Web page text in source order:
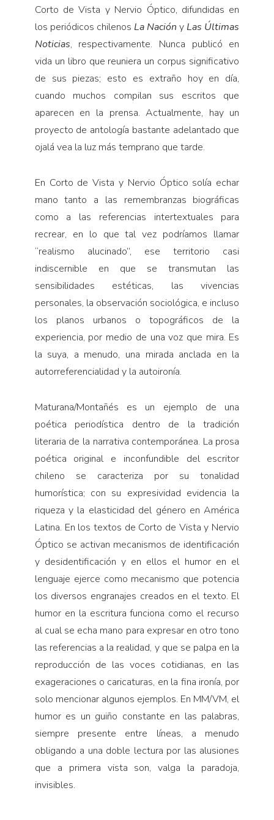
Corto de Vista y Nervio Óptico, difundidas en
los periódicos chilenos La Nación y Las Últimas
Noticias, respectivamente. Nunca publicó en
vida un libro que reuniera un corpus significativo
de sus piezas; esto es extraño hoy en día,
cuando muchos compilan sus escritos que
aparecen en la prensa. Actualmente, hay un
proyecto de antología bastante adelantado que
ojalá vea la luz más temprano que tarde.
En Corto de Vista y Nervio Óptico solía echar
mano tanto a las remembranzas biográficas
como a las referencias intertextuales para
recrear, en lo que tal vez podríamos llamar
“realismo alucinado”, ese territorio casi
indiscernible en que se transmutan las
sensibilidades estéticas, las vivencias
personales, la observación sociológica, e incluso
los planos urbanos o topográficos de la
experiencia, por medio de una voz que mira. Es
la suya, a menudo, una mirada anclada en la
autorreferencialidad y la autoironía.
Maturana/Montañés es un ejemplo de una
poética periodística dentro de la tradición
literaria de la narrativa contemporánea. La prosa
poética original e inconfundible del escritor
chileno se caracteriza por su tonalidad
humorística; con su expresividad evidencia la
riqueza y la elasticidad del género en América
Latina. En los textos de Corto de Vista y Nervio
Óptico se activan mecanismos de identificación
y desidentificación y en ellos el humor en el
lenguaje ejerce como mecanismo que potencia
los diversos engranajes creados en el texto. El
humor en la escritura funciona como el recurso
al cual se echa mano para expresar en otro tono
las referencias a la realidad, y que se palpa en la
reproducción de las voces cotidianas, en las
exageraciones o caricaturas, en la fina ironía, por
solo mencionar algunos ejemplos. En MM/VM, el
humor es un guiño constante en las palabras,
siempre presente entre líneas, a menudo
obligando a una doble lectura por las alusiones
que a primera vista son, valga la paradoja,
invisibles.